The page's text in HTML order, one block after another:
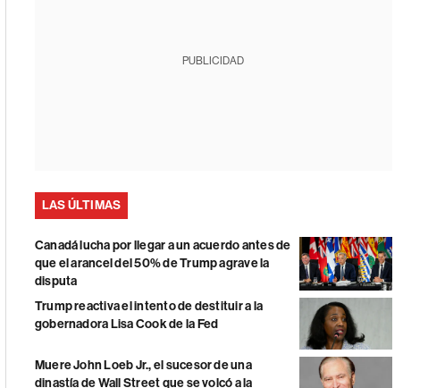
PUBLICIDAD
LAS ÚLTIMAS
Canadá lucha por llegar a un acuerdo antes de
que el arancel del 50% de Trump agrave la
disputa
Trump reactiva el intento de destituir a la
gobernadora Lisa Cook de la Fed
Muere John Loeb Jr., el sucesor de una
dinastía de Wall Street que se volcó a la